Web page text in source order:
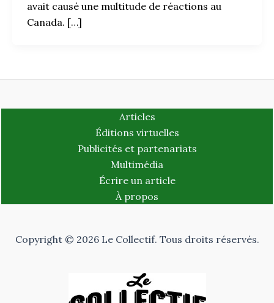
avait causé une multitude de réactions au
Canada. […]
Articles
Éditions virtuelles
Publicités et partenariats
Multimédia
Écrire un article
À propos
Copyright © 2026 Le Collectif. Tous droits réservés.